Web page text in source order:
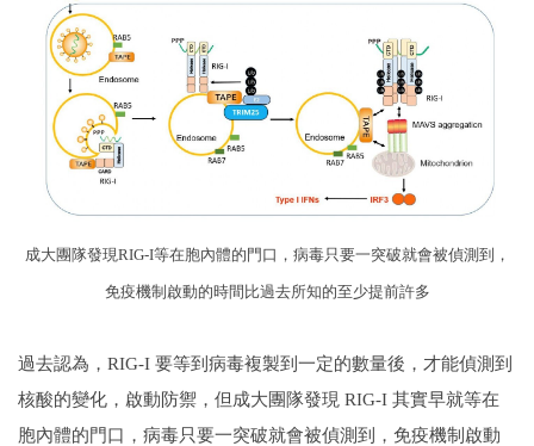
成大團隊發現RIG-I等在胞內體的門口，病毒只要一突破就會被偵測到，
免疫機制啟動的時間比過去所知的至少提前許多
過去認為，RIG-I 要等到病毒複製到一定的數量後，才能偵測到
核酸的變化，啟動防禦，但成大團隊發現 RIG-I 其實早就等在
胞內體的門口，病毒只要一突破就會被偵測到，免疫機制啟動